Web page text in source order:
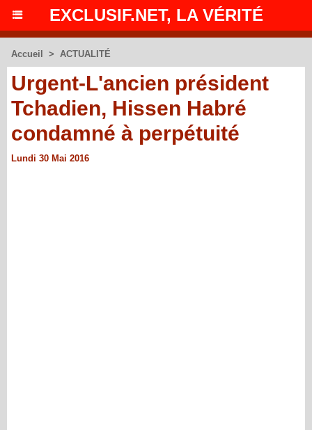
EXCLUSIF.NET, LA VÉRITÉ
Accueil > ACTUALITÉ
Urgent-L'ancien président
Tchadien, Hissen Habré
condamné à perpétuité
Lundi 30 Mai 2016